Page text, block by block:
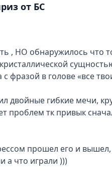
от БС
, НО обнаружилось что
фразой в голове «все
гибкие мечи,
тк привык
прошел его и
а что играли )))